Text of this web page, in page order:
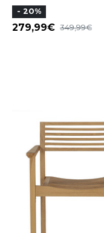
- 20%
279,99 349,99